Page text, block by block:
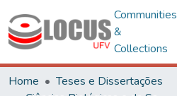
Communities
&
Collections
Home
Teses e Dissertações